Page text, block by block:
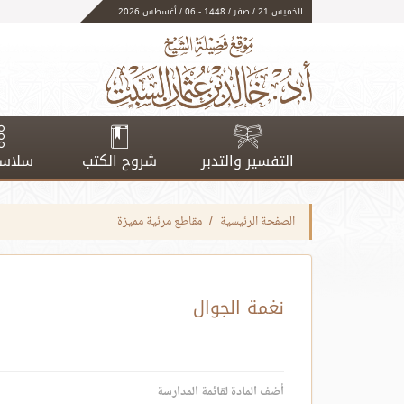
الخميس 21 / صفر / 1448 - 06 / أغسطس 2026
التفسير والتدبر شروح الكتب
الصفحة الرئيسية مقاطع مرئية مميزة
نغمة الجوال
أضف المادة لقائمة المدارسة